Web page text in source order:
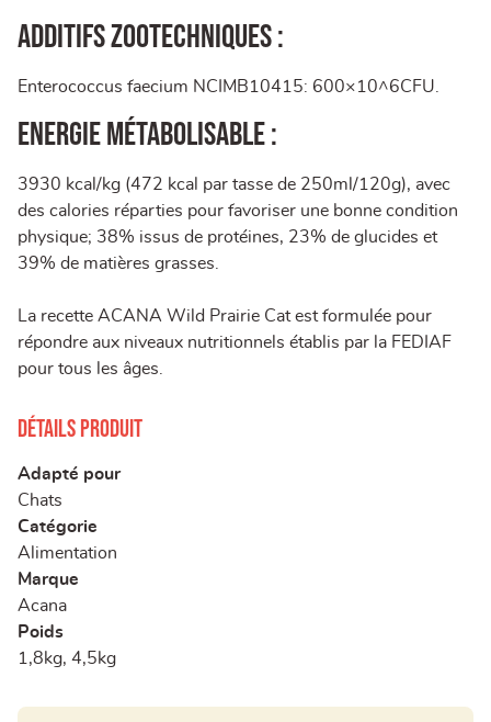
Additifs zootechniques :
Enterococcus faecium NCIMB10415: 600×10^6CFU.
Energie Métabolisable :
3930 kcal/kg (472 kcal par tasse de 250ml/120g), avec
des calories réparties pour favoriser une bonne condition
physique; 38% issus de protéines, 23% de glucides et
39% de matières grasses.
La recette ACANA Wild Prairie Cat est formulée pour
répondre aux niveaux nutritionnels établis par la FEDIAF
pour tous les âges.
Détails produit
Adapté pour
Chats
Catégorie
Alimentation
Marque
Acana
Poids
1,8kg, 4,5kg